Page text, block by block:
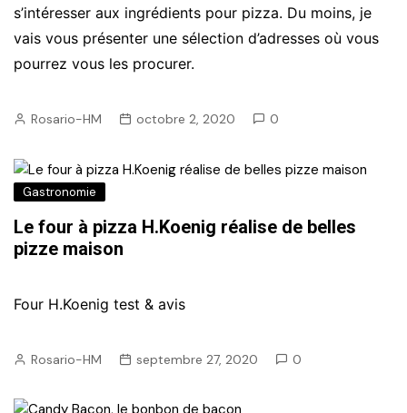
s’intéresser aux ingrédients pour pizza. Du moins, je
vais vous présenter une sélection d’adresses où vous
pourrez vous les procurer.
Rosario-HM octobre 2, 2020 0
Gastronomie
Le four à pizza H.Koenig réalise de belles
pizze maison
Four H.Koenig test & avis
Rosario-HM septembre 27, 2020 0